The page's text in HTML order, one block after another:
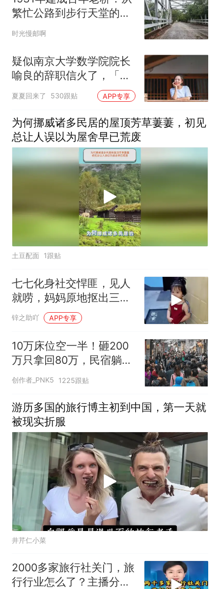
繁忙公路到步行天堂的蜕
变，如今只属于行人
时光慢邮啊
疑似南京大学数学院院长
喻良的辞职信火了，「不
想干了，特提出辞职」为
什么戳中了大家的共情
点？
夏夏回来了 530跟贴 APP专享
为何挪威诸多民居的屋顶芳草萋萋，初见
总让人误以为屋舍早已荒废
土豆配面 1跟贴
七七化身社交悍匪，见人
就唠，妈妈原地抠出三室
一厅！
锌之助吖 APP专享
10万床位空一半！砸200
万只拿回80万，民宿躺赚
神话彻底碎了
创作者_PNK5 1225跟贴
游历多国的旅行博主初到中国，第一天就
被现实折服
井芹仁小菜
2000多家旅行社关门，旅
行行业怎么了？主播分析